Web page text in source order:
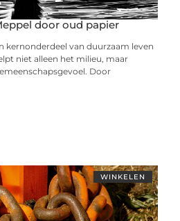
door oud papier
kernonderdeel van duurzaam leven
niet alleen het milieu, maar
Door
WINKELEN